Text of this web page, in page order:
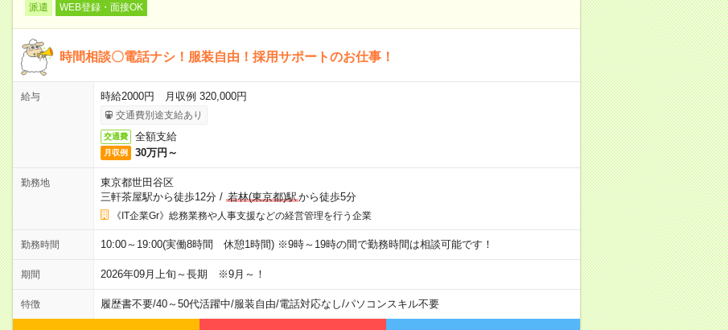
派遣 WEB登録・面接OK
時間相談〇電話ナシ！服装自由！採用サポートのお仕事！
給与 時給2000円 月収例 320,000円
交通費別途支給あり
交通費 全額支給
月収例 30万円～
勤務地
東京都世田谷区
三軒茶屋駅から徒歩12分/ 若林(東京都)駅から徒歩5分
《IT企業Gr》総務業務や人事支援などの経営管理を行う企業
勤務時間 10:00～19:00(実働8時間 休憩1時間) ※9時～19時の間で勤務時間は相談可能です！
期間 2026年09月上旬～長期 ※9月～！
特徴 履歴書不要/40～50代活躍中/服装自由/電話対応なし/パソコンスキル不要